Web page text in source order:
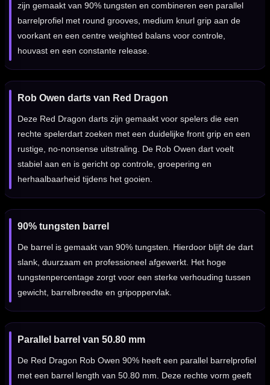
zijn gemaakt van 90% tungsten en combineren een parallel
barrelprofiel met round grooves, medium knurl grip aan de
voorkant en een centre weighted balans voor controle,
houvast en een constante release.
Rob Owen darts van Red Dragon
Deze Red Dragon darts zijn gemaakt voor spelers die een
rechte spelerdart zoeken met een duidelijke front grip en een
rustige, no-nonsense uitstraling. De Rob Owen dart voelt
stabiel aan en is gericht op controle, groepering en
herhaalbaarheid tijdens het gooien.
90% tungsten barrel
De barrel is gemaakt van 90% tungsten. Hierdoor blijft de dart
slank, duurzaam en professioneel afgewerkt. Het hoge
tungstenpercentage zorgt voor een sterke verhouding tussen
gewicht, barrelbreedte en gripoppervlak.
Parallel barrel van 50.80 mm
De Red Dragon Rob Owen 90% heeft een parallel barrelprofiel
met een barrel length van 50.80 mm. Deze rechte vorm geeft